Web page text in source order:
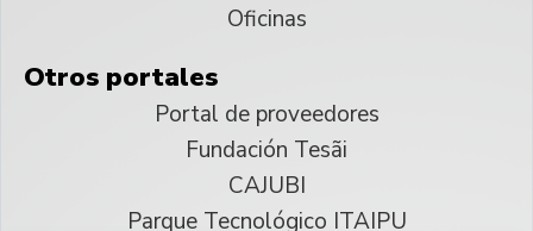
Oficinas
Otros portales
Portal de proveedores
Fundación Tesãi
CAJUBI
Parque Tecnológico ITAIPU